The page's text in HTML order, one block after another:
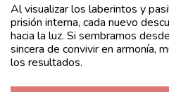
Al visualizar los laberintos y
prisión interna, cada nuevo
hacia la luz. Si sembramos
sincera de convivir en armonía,
los resultados.